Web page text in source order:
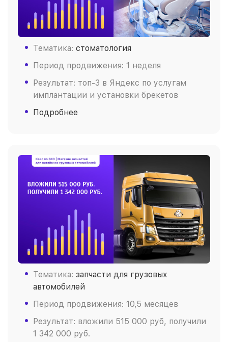
Тематика: стоматология
Период продвижения: 1 неделя
Результат: топ-3 в Яндекс по услугам
имплантации и установки брекетов
Подробнее
Тематика: запчасти для грузовых
автомобилей
Период продвижения: 10,5 месяцев
Результат: вложили 515 000 руб, получили
1 342 000 руб.